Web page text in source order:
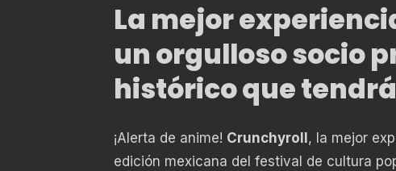
La mejor
un orgulloso socio
histórico que
¡Alerta de anime! Crunchyroll , la mejor
edición mexicana del festival de cultura